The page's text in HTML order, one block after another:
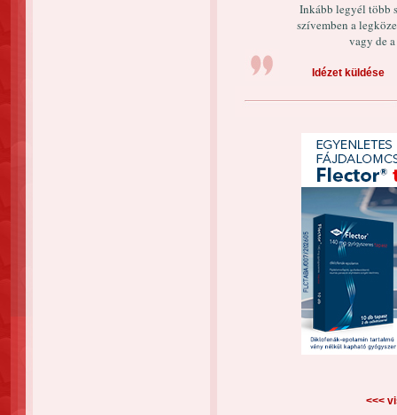
Inkább legyél több
szívemben a
vagy de
Idézet küldése
<<<